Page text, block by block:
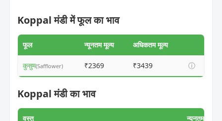
Koppal मंडी में फूल का भाव
फूल न्यूनतम मूल्य अधिकतम मूल्य
कुसुम(Safflower) ₹2369 ₹3439 ⓘ
Koppal मंडी का भाव
वस्तु न्यूनतम मूल्य